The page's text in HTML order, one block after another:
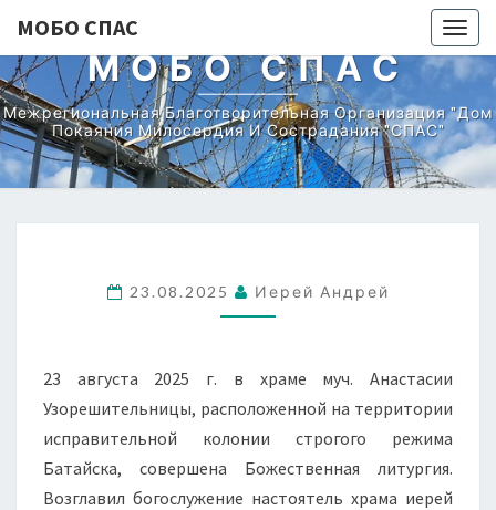
МОБО СПАС
МОБО СПАС
Межрегиональная Благотворительная Организация "Дом
Покаяния Милосердия И Сострадания "СПАС"
23.08.2025 Иерей Андрей
23 августа 2025 г. в храме муч. Анастасии
Узорешительницы, расположенной на территории
исправительной колонии строгого режима
Батайска, совершена Божественная литургия.
Возглавил богослужение настоятель храма иерей